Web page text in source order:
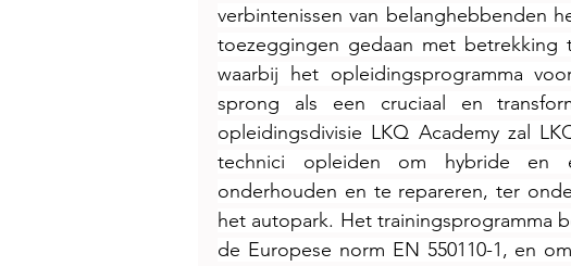
verbintenissen van belanghebbenden
toezeggingen gedaan met betrekking
waarbij het opleidingsprogramma
sprong als een cruciaal en
opleidingsdivisie LKQ Academy zal
technici opleiden om hybride en
onderhouden en te repareren, ter
het autopark. Het trainingsprogramma
de Europese norm EN 550110-1, en